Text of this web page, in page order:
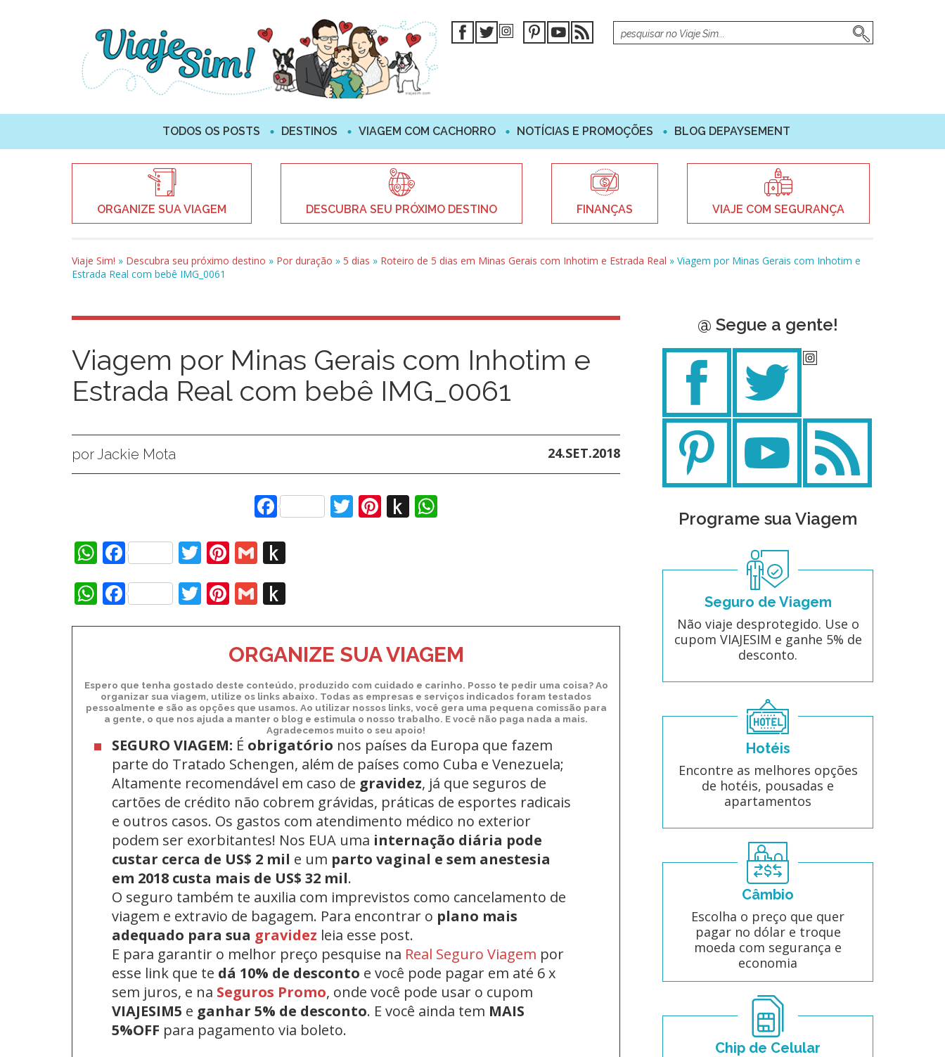
TODOS OS POSTS DESTINOS VIAGEM COM CACHORRO NOTÍCIAS E PROMOÇÕES BLOG DEPAYSEMENT
ORGANIZE SUA VIAGEM DESCUBRA SEU PRÓXIMO DESTINO FINANÇAS VIAJE COM SEGURANÇA
Viaje Sim! » Descubra seu próximo destino » Por duração » 5 dias » Roteiro de 5 dias em Minas Gerais com Inhotim e Estrada Real » Viagem por Minas Gerais com Inhotim e
Estrada Real com bebê IMG_0061
Viagem por Minas Gerais com Inhotim e
Estrada Real com bebê IMG_0061
por Jackie Mota 24.SET.2018
FacebookTwitter
Pinterest
Push
WhatsApp
FacebookTwitter
Pinterest
Gmail
WhatsApp
FacebookTwitter
Pinterest
Gmail
ORGANIZE SUA VIAGEM
Espero que tenha gostado deste conteúdo, produzido com cuidado e carinho. Posso te pedir uma coisa? Ao
organizar sua viagem, utilize os links abaixo. Todas as empresas e serviços indicados foram testados
pessoalmente e são as opções que usamos. Ao utilizar nossos links, você gera uma pequena comissão para
a gente, o que nos ajuda a manter o blog e estimula o nosso trabalho. E você não paga nada a mais.
Agradecemos muito o seu apoio!
SEGURO VIAGEM: É obrigatório nos países da Europa que fazem
parte do Tratado Schengen, além de países como Cuba e Venezuela;
Altamente recomendável em caso de gravidez, já que seguros de
cartões de crédito não cobrem grávidas, práticas de esportes radicais
e outros casos. Os gastos com atendimento médico no exterior
podem ser exorbitantes! Nos EUA uma internação diária pode
custar cerca de US$ 2 mil e um parto vaginal e sem anestesia
em 2018 custa mais de US$ 32 mil.
O seguro também te auxilia com imprevistos como cancelamento de
viagem e extravio de bagagem. Para encontrar o plano mais
adequado para sua gravidez leia esse post.
E para garantir o melhor preço pesquise na Real Seguro Viagem por
esse link que te dá 10% de desconto e você pode pagar em até 6 x
sem juros, e na Seguros Promo, onde você pode usar o cupom
VIAJESIM5 e ganhar 5% de desconto. E você ainda tem MAIS
5%OFF para pagamento via boleto.
@ Segue a gente!
Programe sua Viagem
Seguro de Viagem
Não viaje desprotegido. Use o
cupom VIAJESIM e ganhe 5% de
desconto.
Hotéis
Encontre as melhores opções
de hotéis, pousadas e
apartamentos
Câmbio
Escolha o preço que quer
pagar no dólar e troque
moeda com segurança e
economia
Chip de Celular